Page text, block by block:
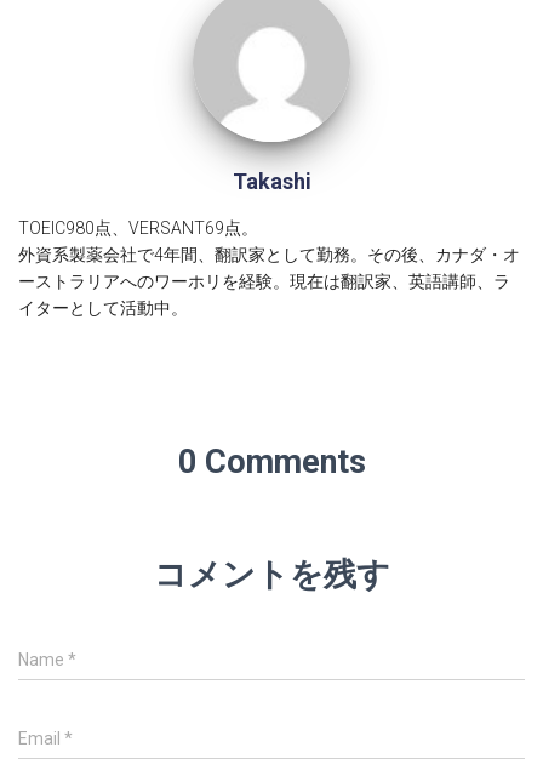
Takashi
TOEIC980点、VERSANT69点。
外資系製薬会社で4年間、翻訳家として勤務。その後、カナダ・オ
ーストラリアへのワーホリを経験。現在は翻訳家、英語講師、ラ
イターとして活動中。
0 Comments
コメントを残す
Name *
Email *